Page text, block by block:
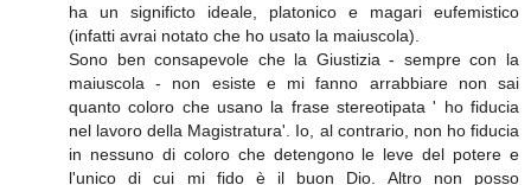
ha un significto ideale, platonico e magari eufemistico
(infatti avrai notato che ho usato la maiuscola).
Sono ben consapevole che la Giustizia - sempre con la
maiuscola - non esiste e mi fanno arrabbiare non sai
quanto coloro che usano la frase stereotipata ' ho fiducia
nel lavoro della Magistratura'. Io, al contrario, non ho fiducia
in nessuno di coloro che detengono le leve del potere e
l'unico di cui mi fido è il buon Dio. Altro non posso